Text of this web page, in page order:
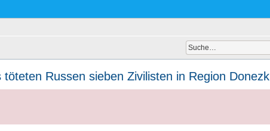
töteten Russen sieben Zivilisten in Region Donezk